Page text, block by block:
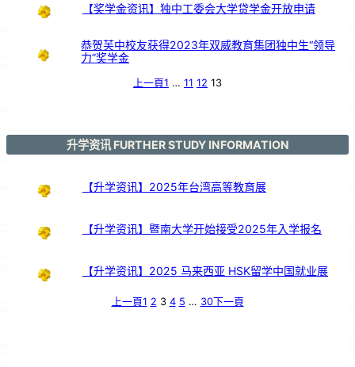
【奖学金资讯】独中工委会大学贷学金开放申请
恭贺芙中校友获得2023年双威教育集团独中生“领导
力”奖学金
上一頁1 … 11 12 13
升学资讯 FURTHER STUDY INFORMATION
【升学资讯】2025年台湾高等教育展
【升学资讯】暨南大学开始接受2025年入学报名
【升学资讯】2025 马来西亚 HSK留学中国就业展
上一頁1 2 3 4 5 … 30下一頁